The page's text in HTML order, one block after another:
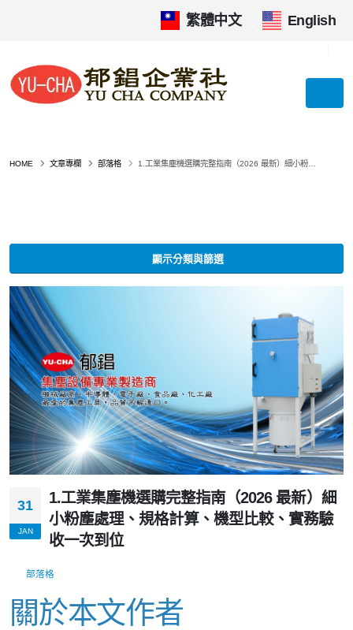
繁體中文 English
HOME 文章專欄 部落格 1.工業集塵機選購完整指南（2026 最新）細小粉塵處理、規格計算、機型比較、實務驗收一次到位
顯示分類與篩選
31
JAN
1.工業集塵機選購完整指南（2026 最新）細
小粉塵處理、規格計算、機型比較、實務驗
收一次到位
部落格
關於本文作者